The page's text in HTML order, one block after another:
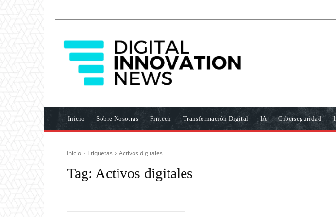
Inicio Sobre Nosotras Fintech Transformación Digital IA Ciberseguridad
Inicio Etiquetas Activos digitales
Tag: Activos digitales